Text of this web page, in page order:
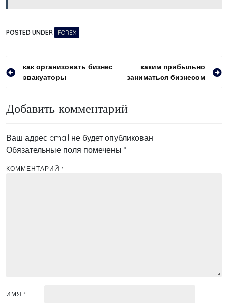
POSTED UNDER FOREX
Навигация
как организовать бизнес
эвакуаторы
каким прибыльно
заниматься бизнесом
Добавить комментарий
Ваш адрес email не будет опубликован.
Обязательные поля помечены *
КОММЕНТАРИЙ *
ИМЯ *